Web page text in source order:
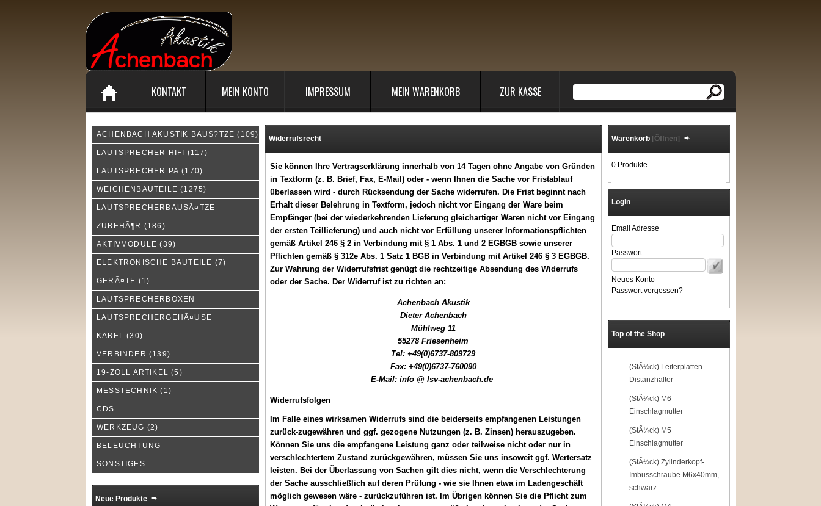
KONTAKT MEIN KONTO IMPRESSUM MEIN WARENKORB ZUR KASSE
ACHENBACH AKUSTIK BAUS?TZE (109)
LAUTSPRECHER HIFI (117)
LAUTSPRECHER PA (170)
WEICHENBAUTEILE (1275)
LAUTSPRECHERBAUSÃ¤TZE
ZUBEHÃ¶R (186)
AKTIVMODULE (39)
ELEKTRONISCHE BAUTEILE (7)
GERÃ¤TE (1)
LAUTSPRECHERBOXEN
LAUTSPRECHERGEHÃ¤USE
KABEL (30)
VERBINDER (139)
19-ZOLL ARTIKEL (5)
MESSTECHNIK (1)
CDS
WERKZEUG (2)
BELEUCHTUNG
SONSTIGES
Neue Produkte
Widerrufsrecht
Sie können Ihre Vertragserklärung innerhalb von 14 Tagen ohne Angabe von Gründen
in Textform (z. B. Brief, Fax, E-Mail) oder - wenn Ihnen die Sache vor Fristablauf
überlassen wird - durch Rücksendung der Sache widerrufen. Die Frist beginnt nach
Erhalt dieser Belehrung in Textform, jedoch nicht vor Eingang der Ware beim
Empfänger (bei der wiederkehrenden Lieferung gleichartiger Waren nicht vor Eingang
der ersten Teillieferung) und auch nicht vor Erfüllung unserer Informationspflichten
gemäß Artikel 246 § 2 in Verbindung mit § 1 Abs. 1 und 2 EGBGB sowie unserer
Pflichten gemäß § 312e Abs. 1 Satz 1 BGB in Verbindung mit Artikel 246 § 3 EGBGB.
Zur Wahrung der Widerrufsfrist genügt die rechtzeitige Absendung des Widerrufs
oder der Sache. Der Widerruf ist zu richten an:
Achenbach Akustik
Dieter Achenbach
Mühlweg 11
55278 Friesenheim
Tel: +49(0)6737-809729
Fax: +49(0)6737-760090
E-Mail: info @ lsv-achenbach.de
Widerrufsfolgen
Im Falle eines wirksamen Widerrufs sind die beiderseits empfangenen Leistungen
zurück-zugewähren und ggf. gezogene Nutzungen (z. B. Zinsen) herauszugeben.
Können Sie uns die empfangene Leistung ganz oder teilweise nicht oder nur in
verschlechtertem Zustand zurückgewähren, müssen Sie uns insoweit ggf. Wertersatz
leisten. Bei der Überlassung von Sachen gilt dies nicht, wenn die Verschlechterung
der Sache ausschließlich auf deren Prüfung - wie sie Ihnen etwa im Ladengeschäft
möglich gewesen wäre - zurückzuführen ist. Im Übrigen können Sie die Pflicht zum
Warenkorb[Öffnen]
0 Produkte
Login
Email Adresse
Passwort
Neues Konto
Passwort vergessen?
Top of the Shop
(StÃ¼ck) Leiterplatten-
Distanzhalter
(StÃ¼ck) M6
Einschlagmutter
(StÃ¼ck) M5
Einschlagmutter
(StÃ¼ck) Zylinderkopf-
Imbusschraube M6x40mm,
schwarz